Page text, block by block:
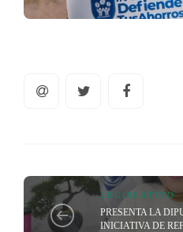
LEGISLATIVO
PRESENTA LA
INICIATIVA DE